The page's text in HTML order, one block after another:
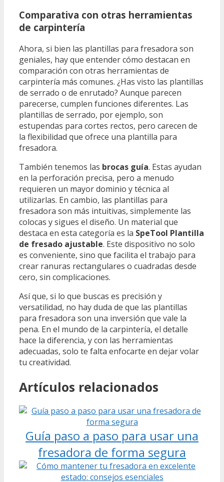
Comparativa con otras herramientas
de carpintería
Ahora, si bien las plantillas para fresadora son
geniales, hay que entender cómo destacan en
comparación con otras herramientas de
carpintería más comunes. ¿Has visto las plantillas
de serrado o de enrutado? Aunque parecen
parecerse, cumplen funciones diferentes. Las
plantillas de serrado, por ejemplo, son
estupendas para cortes rectos, pero carecen de
la flexibilidad que ofrece una plantilla para
fresadora.
También tenemos las brocas guía. Estas ayudan
en la perforación precisa, pero a menudo
requieren un mayor dominio y técnica al
utilizarlas. En cambio, las plantillas para
fresadora son más intuitivas, simplemente las
colocas y sigues el diseño. Un material que
destaca en esta categoría es la SpeTool Plantilla
de fresado ajustable. Este dispositivo no solo
es conveniente, sino que facilita el trabajo para
crear ranuras rectangulares o cuadradas desde
cero, sin complicaciones.
Así que, si lo que buscas es precisión y
versatilidad, no hay duda de que las plantillas
para fresadora son una inversión que vale la
pena. En el mundo de la carpintería, el detalle
hace la diferencia, y con las herramientas
adecuadas, solo te falta enfocarte en dejar volar
tu creatividad.
Artículos relacionados
Guía paso a paso para usar una
fresadora de forma segura